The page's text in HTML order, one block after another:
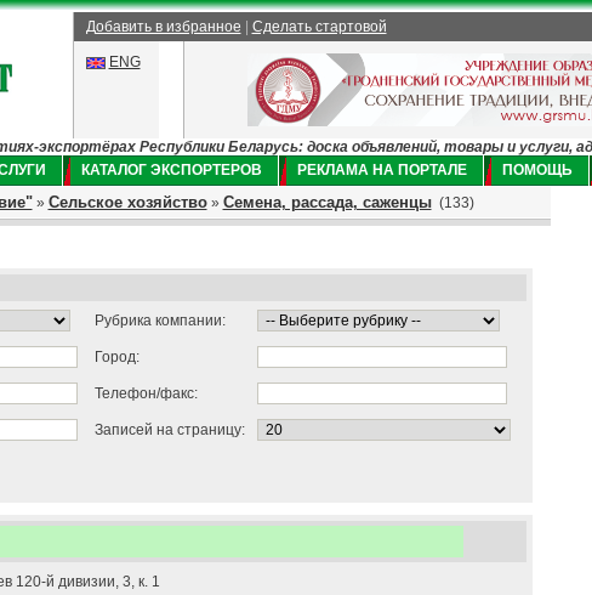
Добавить в избранное Сделать стартовой
ENG
экспортёрах Республики Беларусь: доска объявлений, товары и услуги,
КАТАЛОГ ЭКСПОРТЕРОВ РЕКЛАМА НА ПОРТАЛЕ ПОМОЩЬ
» Сельское хозяйство» Семена, рассада, саженцы(133)
Рубрика компании:
Город:
Телефон/факс:
Записей на страницу:
120-й дивизии, 3, к. 1